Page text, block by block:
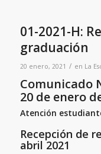
01-2021-H:
graduación
20 enero, 2021 / en La
Comunicado
20 de enero
Atención
Recepción de
abril 2021